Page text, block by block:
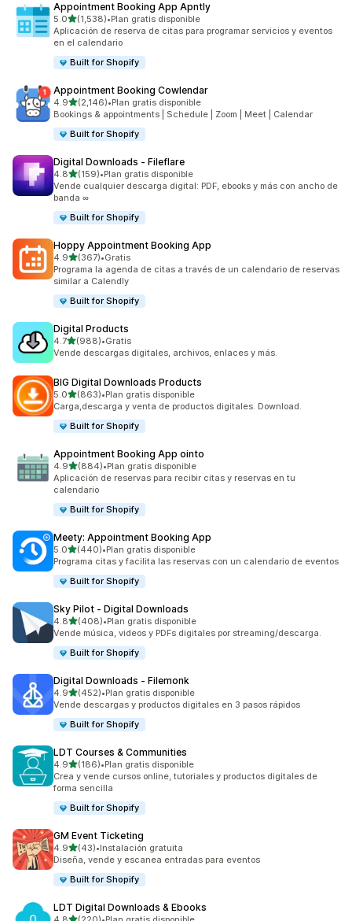
Appointment Booking App Apntly
5.0de 5 estrellas
(1,538)
1538 reseñas en total
•Plan gratis disponible
Aplicación de reserva de citas para programar servicios y eventos
en el calendario
Built for Shopify
Appointment Booking Cowlendar
4.9de 5 estrellas
(2,146)
2146 reseñas en total
•Plan gratis disponible
Bookings & appointments | Schedule | Zoom | Meet | Calendar
Built for Shopify
Digital Downloads ‑ Fileflare
4.8de 5 estrellas
(159)
159 reseñas en total
•Plan gratis disponible
Vende cualquier descarga digital: PDF, ebooks y más con ancho de
banda ∞
Built for Shopify
Hoppy Appointment Booking App
4.9de 5 estrellas
(367)
367 reseñas en total
•Gratis
Programa la agenda de citas a través de un calendario de reservas
similar a Calendly
Built for Shopify
Digital Products
4.7de 5 estrellas
(988)
988 reseñas en total
•Gratis
Vende descargas digitales, archivos, enlaces y más.
BIG Digital Downloads Products
5.0de 5 estrellas
(863)
863 reseñas en total
•Plan gratis disponible
Carga,descarga y venta de productos digitales. Download.
Built for Shopify
Appointment Booking App ointo
4.9de 5 estrellas
(884)
884 reseñas en total
•Plan gratis disponible
Aplicación de reservas para recibir citas y reservas en tu
calendario
Built for Shopify
Meety: Appointment Booking App
5.0de 5 estrellas
(440)
440 reseñas en total
•Plan gratis disponible
Programa citas y facilita las reservas con un calendario de eventos
Built for Shopify
Sky Pilot ‑ Digital Downloads
4.8de 5 estrellas
(408)
408 reseñas en total
•Plan gratis disponible
Vende música, videos y PDFs digitales por streaming/descarga.
Built for Shopify
Digital Downloads ‑ Filemonk
4.9de 5 estrellas
(452)
452 reseñas en total
•Plan gratis disponible
Vende descargas y productos digitales en 3 pasos rápidos
Built for Shopify
LDT Courses & Communities
4.9de 5 estrellas
(186)
186 reseñas en total
•Plan gratis disponible
Crea y vende cursos online, tutoriales y productos digitales de
forma sencilla
Built for Shopify
GM Event Ticketing
4.9de 5 estrellas
(43)
43 reseñas en total
•Instalación gratuita
Diseña, vende y escanea entradas para eventos
Built for Shopify
LDT Digital Downloads & Ebooks
de 5 estrellas